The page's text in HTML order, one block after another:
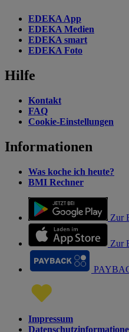
EDEKA App
EDEKA Medien
EDEKA smart
EDEKA Foto
Hilfe
Kontakt
FAQ
Cookie-Einstellungen
Informationen
Was koche ich heute?
BMI Rechner
Zur
Zur
Impressum